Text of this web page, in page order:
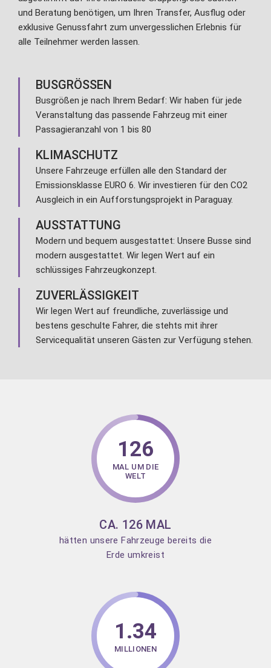
geniessen & erleben
und Beratung benötigen, um Ihren Transfer, Ausflug oder
exklusive Genussfahrt zum unvergesslichen Erlebnis für
alle Teilnehmer werden lassen.
BUSGRÖSSEN
Busgrößen je nach Ihrem Bedarf: Wir haben für jede
Veranstaltung das passende Fahrzeug mit einer
Passagieranzahl von 1 bis 80
KLIMASCHUTZ
Unsere Fahrzeuge erfüllen alle den Standard der
Emissionsklasse EURO 6. Wir investieren für den CO2
Ausgleich in ein Aufforstungsprojekt in Paraguay.
AUSSTATTUNG
Modern und bequem ausgestattet: Unsere Busse sind
modern ausgestattet. Wir legen Wert auf ein
schlüssiges Fahrzeugkonzept.
ZUVERLÄSSIGKEIT
Wir legen Wert auf freundliche, zuverlässige und
bestens geschulte Fahrer, die stehts mit ihrer
Servicequalität unseren Gästen zur Verfügung stehen.
126
MAL UM DIE
WELT
CA. 126 MAL
hätten unsere Fahrzeuge bereits die
Erde umkreist
1.34
MILLIONEN